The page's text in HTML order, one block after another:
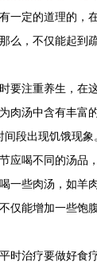
一定的道理的，
么，不仅能起到
注重养生，在
肉汤中含有丰富
段出现饥饿现象
喝不同的汤品
一些肉汤，如羊
仅能增加一些饱
时治疗要做好食